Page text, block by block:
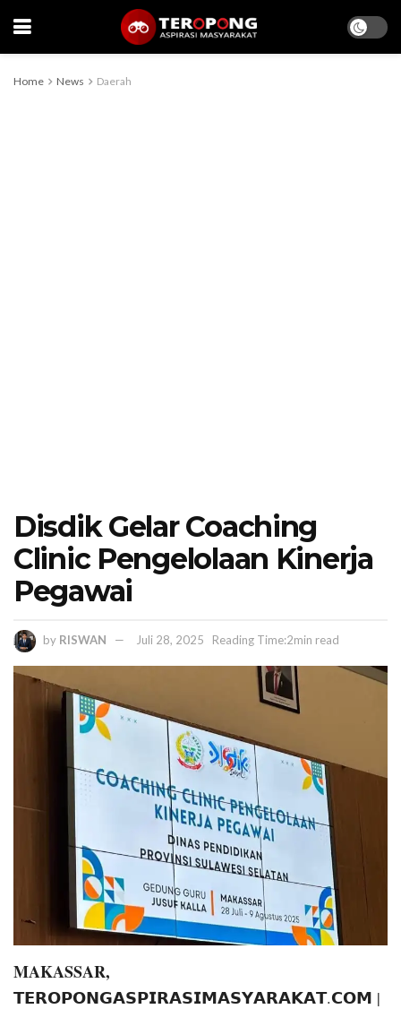
Home News Daerah
Disdik Gelar Coaching
Clinic Pengelolaan Kinerja
Pegawai
by RISWAN Juli 28, 2025 Reading Time:2min read
MAKASSAR,
𝗧𝗘𝗥𝗢𝗣𝗢𝗡𝗚𝗔𝗦𝗣𝗜𝗥𝗔𝗦𝗜𝗠𝗔𝗦𝗬𝗔𝗥𝗔𝗞𝗔𝗧.𝗖𝗢𝗠 |